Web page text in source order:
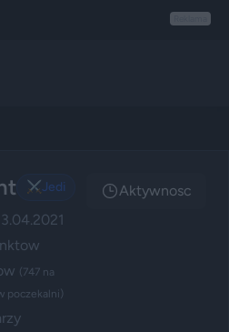
⚔️Jedi
(747 na
poczekalni)
Aktywnosc